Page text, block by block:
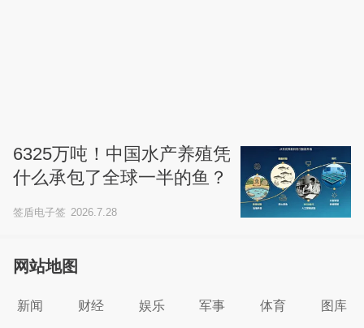
6325万吨！中国水产养殖凭
什么承包了全球一半的鱼？
签盾电子签 2026.7.28
网站地图
新闻 财经 娱乐 军事 体育 图库